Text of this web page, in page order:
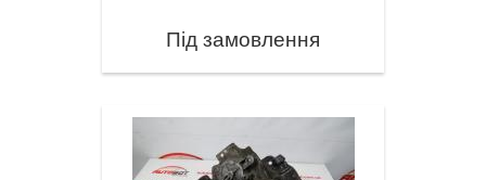
Під замовлення